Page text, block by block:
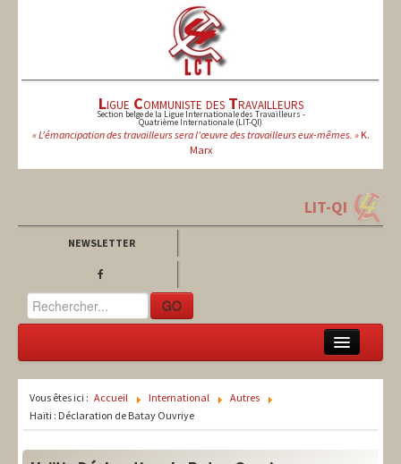
Ligue Communiste des Travailleurs
Section belge de la Ligue Internationale des Travailleurs -
Quatrième Internationale (LIT-QI)
« L'émancipation des travailleurs sera l'œuvre des travailleurs eux-mêmes. »K.
Marx
LIT-QI
NEWSLETTER
GO
Vous êtes ici : Accueil International
Autres
Haïti : Déclaration de Batay Ouvriye